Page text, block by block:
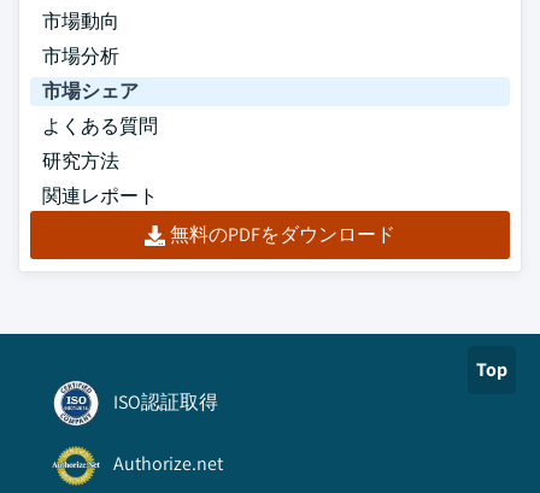
市場動向
市場分析
市場シェア
よくある質問
研究方法
関連レポート
無料のPDFをダウンロード
Top
ISO認証取得
Authorize.net